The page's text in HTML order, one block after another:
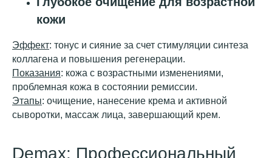
кожи
Эффект: тонус и сияние за счет стимуляции синтеза
коллагена и повышения регенерации.
Показания: кожа с возрастными изменениями,
проблемная кожа в состоянии ремиссии.
Этапы: очищение, нанесение крема и активной
сыворотки, массаж лица, завершающий крем.
Demax: Профессиональный